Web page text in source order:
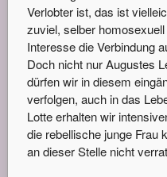
Verlobter ist, das ist
zuviel, selber
Interesse die Verbindung
Doch nicht nur Augustes
dürfen wir in diesem
verfolgen, auch in das
Lotte erhalten wir
die rebellische junge Frau
an dieser Stelle nicht